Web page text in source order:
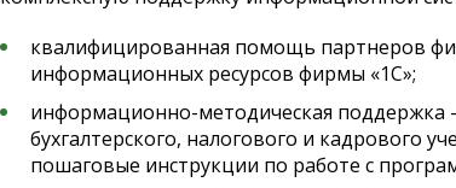
квалифицированная помощь партнеров
информационных ресурсов фирмы «1С»;
информационно-методическая поддержка
бухгалтерского, налогового и кадрового
пошаговые инструкции по работе с